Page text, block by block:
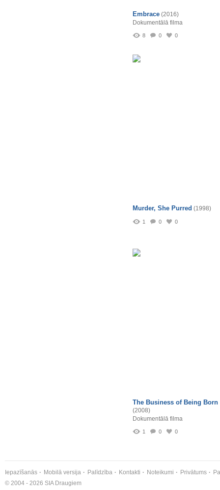
Embrace (2016)
Dokumentālā filma
8 0 0
Murder, She Purred (1998)
1 0 0
The Business of Being Born
(2008)
Dokumentālā filma
1 0 0
Iepazīšanās Mobilā versija Palīdzība Kontakti Noteikumi Privātums
© 2004 - 2026 SIA Draugiem